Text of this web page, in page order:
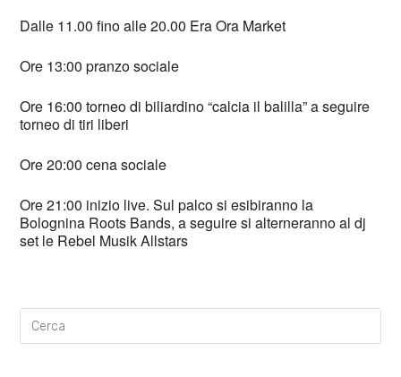
Dalle 11.00 fino alle 20.00 Era Ora Market
Ore 13:00 pranzo sociale
Ore 16:00 torneo di biliardino “calcia il balilla” a seguire
torneo di tiri liberi
Ore 20:00 cena sociale
Ore 21:00 inizio live. Sul palco si esibiranno la
Bolognina Roots Bands, a seguire si alterneranno al dj
set le Rebel Musik Allstars